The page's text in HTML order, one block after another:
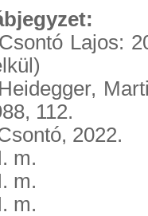
Lajos:
112.
2022.
m.
m.
m.